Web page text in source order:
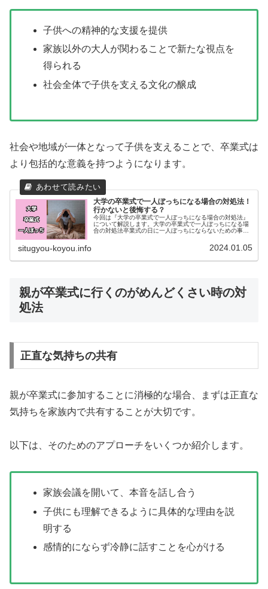
子供への精神的な支援を提供
家族以外の大人が関わることで新たな視点を
得られる
社会全体で子供を支える文化の醸成
社会や地域が一体となって子供を支えることで、卒業式は
より包括的な意義を持つようになります。
大学の卒業式で一人ぼっちになる場合の対処法！
行かないと後悔する？
今回は『大学の卒業式で一人ぼっちになる場合の対処法』
について解説します。大学の卒業式で一人ぼっちになる場
合の対処法卒業式の日に一人ぼっちにならないための事前
situgyou-koyou.info 2024.01.05
親が卒業式に行くのがめんどくさい時の対
処法
正直な気持ちの共有
親が卒業式に参加することに消極的な場合、まずは正直な
気持ちを家族内で共有することが大切です。
以下は、そのためのアプローチをいくつか紹介します。
家族会議を開いて、本音を話し合う
子供にも理解できるように具体的な理由を説
明する
感情的にならず冷静に話すことを心がける